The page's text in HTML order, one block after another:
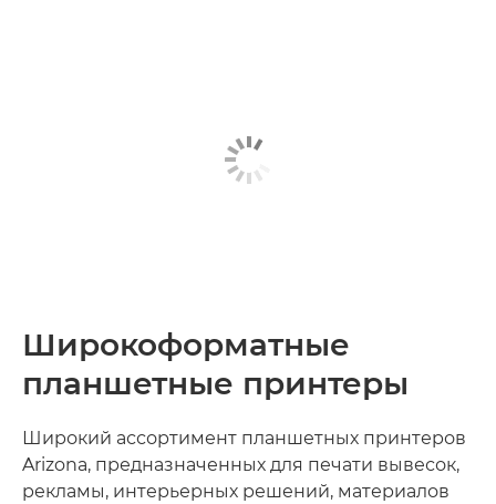
Широкоформатные
планшетные принтеры
Широкий ассортимент планшетных принтеров
Arizona, предназначенных для печати вывесок,
рекламы, интерьерных решений, материалов